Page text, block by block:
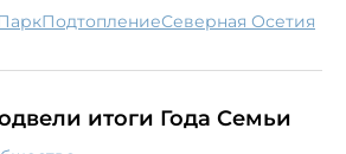
парк подтопление Северная Осетия
итоги Года Семьи